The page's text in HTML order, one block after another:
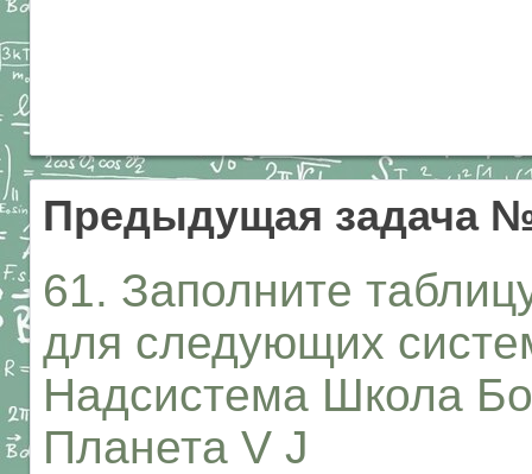
Предыдущая задача
61. Заполните
для следующих
Надсистема Школа
Планета V J